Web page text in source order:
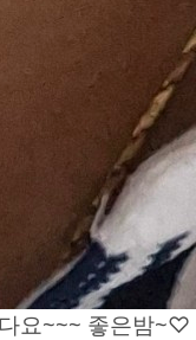
요~~~ 좋은밤~♡